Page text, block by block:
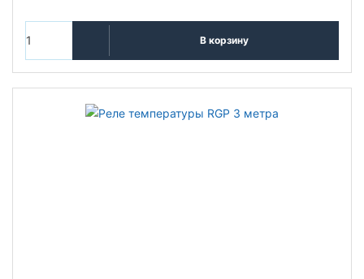
В корзину